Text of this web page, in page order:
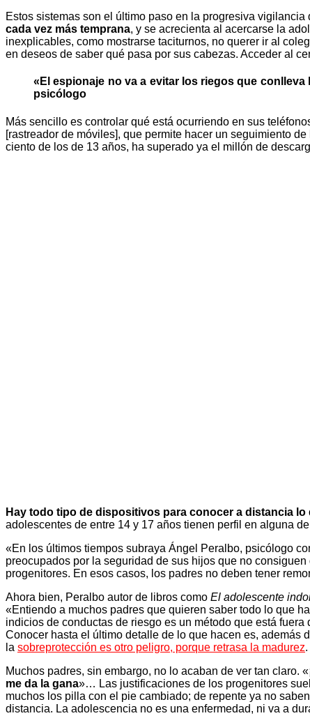
Estos sistemas son el último paso en la progresiva
cada vez más temprana, y se acrecienta al acercarse la
inexplicables, como mostrarse taciturnos, no querer ir al
en deseos de saber qué pasa por sus cabezas. Acceder al
«El espionaje no va a evitar los riegos que
psicólogo
Más sencillo es controlar qué está ocurriendo en sus
[rastreador de móviles], que permite hacer un seguimiento
ciento de los de 13 años, ha superado ya el millón de
Hay todo tipo de dispositivos para conocer a distancia
adolescentes de entre 14 y 17 años tienen perfil en alguna
«En los últimos tiempos subraya Ángel Peralbo, psicólogo
preocupados por la seguridad de sus hijos que no
progenitores. En esos casos, los padres no deben tener
Ahora bien, Peralbo autor de libros como El adolescente
«Entiendo a muchos padres que quieren saber todo lo que
indicios de conductas de riesgo es un método que está
Conocer hasta el último detalle de lo que hacen es, además
la sobreprotección es otro peligro, porque retrasa la madurez
Muchos padres, sin embargo, no lo acaban de ver tan claro.
me da la gana»… Las justificaciones de los progenitores
muchos los pilla con el pie cambiado; de repente ya no
distancia. La adolescencia no es una enfermedad, ni va a